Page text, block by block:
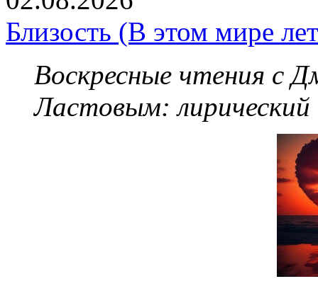
Близость (В этом мире
Воскресные чтения с
Ластовым: